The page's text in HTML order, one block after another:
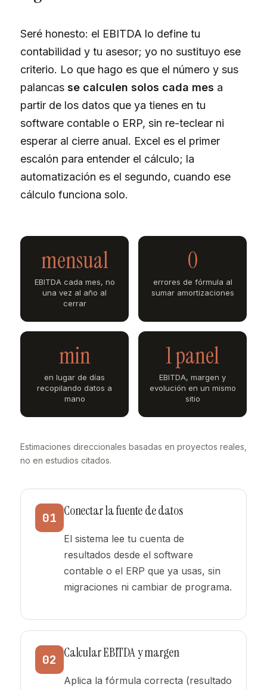
Seré honesto: el EBITDA lo define tu
contabilidad y tu asesor; yo no sustituyo ese
criterio. Lo que hago es que el número y sus
palancas se calculen solos cada mes a
partir de los datos que ya tienes en tu
software contable o ERP, sin re-teclear ni
esperar al cierre anual. Excel es el primer
escalón para entender el cálculo; la
automatización es el segundo, cuando ese
cálculo funciona solo.
mensual
EBITDA cada mes, no
una vez al año al
cerrar
0
errores de fórmula al
sumar amortizaciones
min
en lugar de días
recopilando datos a
mano
1 panel
EBITDA, margen y
evolución en un mismo
sitio
Estimaciones direccionales basadas en proyectos reales,
no en estudios citados.
01 Conectar la fuente de datos
El sistema lee tu cuenta de
resultados desde el software
contable o el ERP que ya usas, sin
migraciones ni cambiar de programa.
02 Calcular EBITDA y margen
Aplica la fórmula correcta (resultado